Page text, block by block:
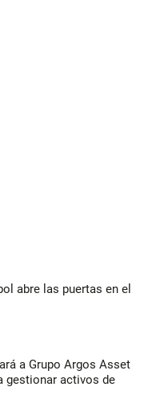
abre las puertas en el
a Grupo Argos Asset
gestionar activos de